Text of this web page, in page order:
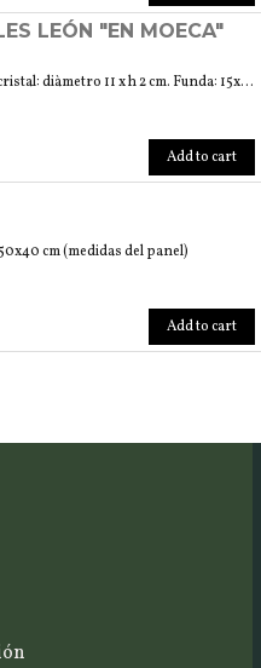
LEÓN "EN MOECA"
pisapapeles en cristal: diàmetro 11 x h 2 cm. Funda: 15x15x4 cm
Add to cart
cm (medidas del panel)
Add to cart